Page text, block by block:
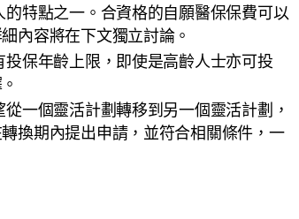
特點之一。合資格的自願醫保保費可以
內容將在下文獨立討論。
保年齡上限，即使是高齡人士亦可投
一個靈活計劃轉移到另一個靈活計劃，
換期內提出申請，並符合相關條件，一